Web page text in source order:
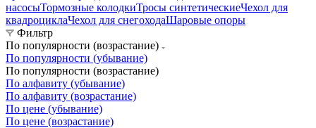
насосыТормозные колодкиТросы синтетическиеЧехол для
квадроциклаЧехол для снегоходаШаровые опоры
Фильтр
По популярности (возрастание)
По популярности (убывание)
По популярности (возрастание)
По алфавиту (убывание)
По алфавиту (возрастание)
По цене (убывание)
По цене (возрастание)